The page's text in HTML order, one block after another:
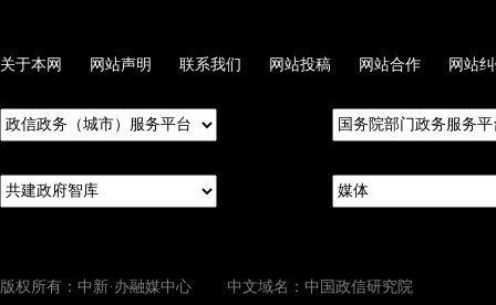
关于本网 网站声明 联系我们 网站投稿 网站合作 网站
版权所有：中新·办融媒中心 中文域名：中国政信研究院